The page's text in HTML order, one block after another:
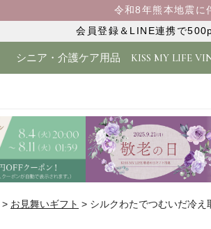
令和8年熊本地震に
会員登録＆LINE連携で
シニア・介護ケア用品 KISS MY LIFE
お見舞いギフト シルクわたでつむいだ冷